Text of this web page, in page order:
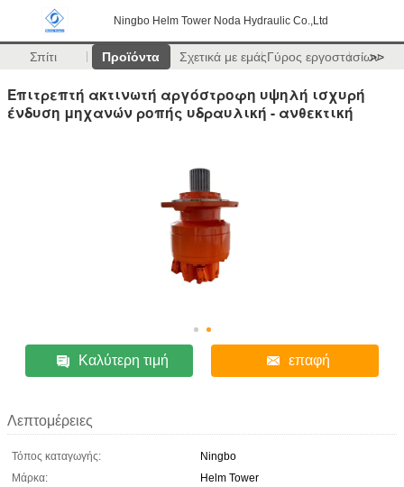
Ningbo Helm Tower Noda Hydraulic Co.,Ltd
Σπίτι Προϊόντα Σχετικά με εμάςΓύρος εργοστασίων
>>
Επιτρεπτή ακτινωτή αργόστροφη υψηλή ισχυρή
ένδυση μηχανών ροπής υδραυλική - ανθεκτική
Καλύτερη τιμή επαφή
Λεπτομέρειες
Τόπος καταγωγής:
Ningbo
Μάρκα:
Helm Tower